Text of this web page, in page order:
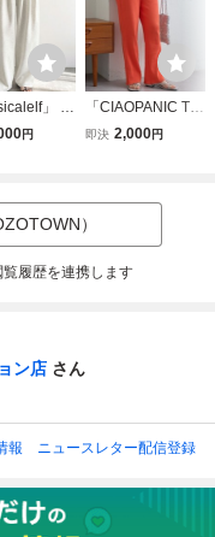
」 イ
ンツ SM
円
「CIAOPANIC TY
PY」 イージーパ
即決 2,000円
）
履歴を連携します
ン店 さん
報 ニュースレター配信登録